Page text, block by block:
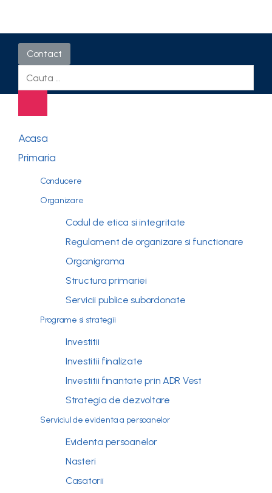
Contact
Acasa
Primaria
Conducere
Organizare
Codul de etica si integritate
Regulament de organizare si functionare
Organigrama
Structura primariei
Servicii publice subordonate
Programe si strategii
Investitii
Investitii finalizate
Investitii finantate prin ADR Vest
Strategia de dezvoltare
Serviciul de evidenta a persoanelor
Evidenta persoanelor
Nasteri
Casatorii